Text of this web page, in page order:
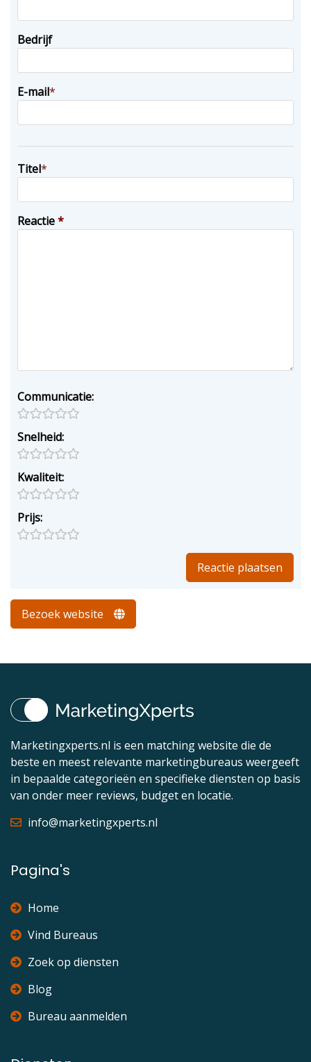
Bedrijf
E-mail*
Titel*
Reactie*
Communicatie:
Snelheid:
Kwaliteit:
Prijs:
Bezoek website
Marketingxperts.nl is een matching website die de
beste en meest relevante marketingbureaus weergeeft
in bepaalde categorieën en specifieke diensten op basis
van onder meer reviews, budget en locatie.
info@marketingxperts.nl
Pagina's
Home
Vind Bureaus
Zoek op diensten
Blog
Bureau aanmelden